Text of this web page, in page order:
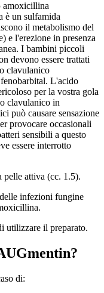
è un sulfamida
il metabolismo del
e l'erezione in presenza
I bambini piccoli
devono essere trattati
clavulanico
L'acido
per la vostra gola
clavulanico in
può causare sensazione
provocare occasionali
sensibili a questo
essere interrotto
pelle attiva (cc. 1.5).
infezioni fungine
utilizzare il preparato.
di: